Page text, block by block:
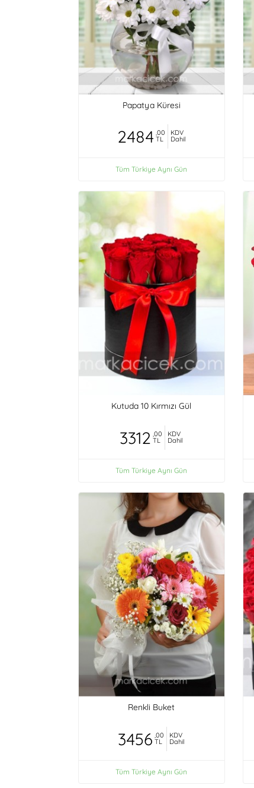
Papatya Küresi
2484 ,00
TL
KDV
Dahil
Tüm Türkiye Aynı Gün
Kutuda 10 Kırmızı Gül
3312 ,00
TL
KDV
Dahil
Tüm Türkiye Aynı Gün
Renkli Buket
3456 ,00
TL
KDV
Dahil
Tüm Türkiye Aynı Gün